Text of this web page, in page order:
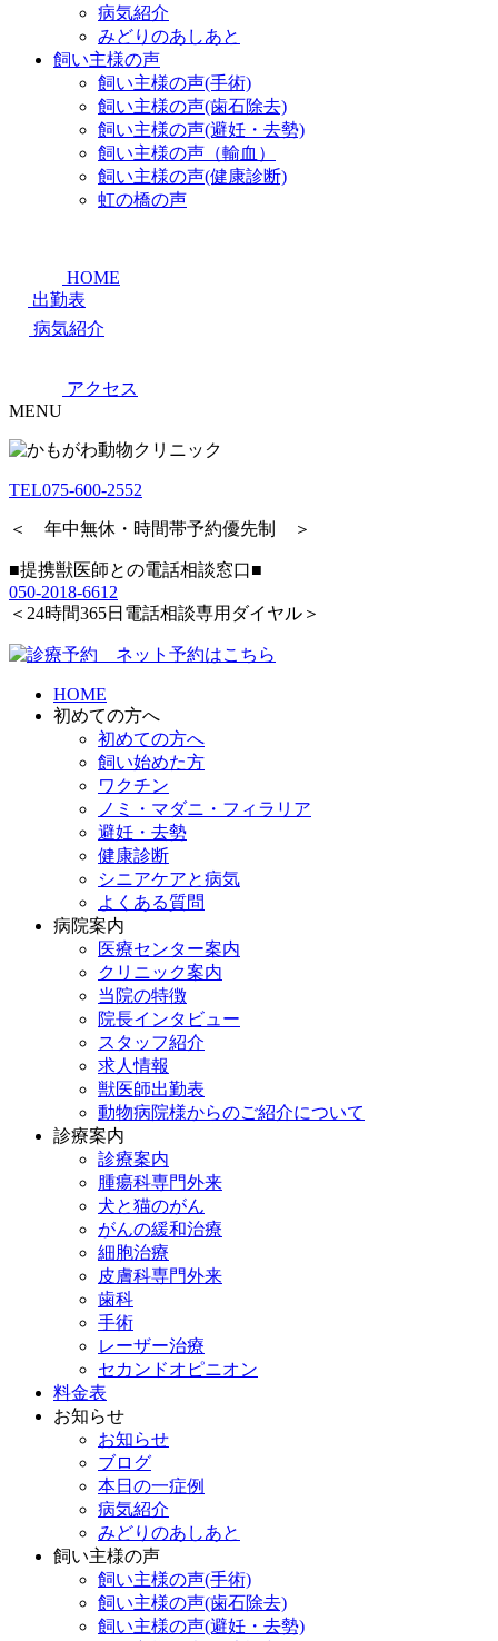
病気紹介
みどりのあしあと
飼い主様の声
飼い主様の声(手術)
飼い主様の声(歯石除去)
飼い主様の声(避妊・去勢)
飼い主様の声（輸血）
飼い主様の声(健康診断)
虹の橋の声
HOME
出勤表
病気紹介
アクセス
MENU
TEL075-600-2552
＜ 年中無休・時間帯予約優先制 ＞
■提携獣医師との電話相談窓口■
050-2018-6612
＜24時間365日電話相談専用ダイヤル＞
HOME
初めての方へ
初めての方へ
飼い始めた方
ワクチン
ノミ・マダニ・フィラリア
避妊・去勢
健康診断
シニアケアと病気
よくある質問
病院案内
医療センター案内
クリニック案内
当院の特徴
院長インタビュー
スタッフ紹介
求人情報
獣医師出勤表
動物病院様からのご紹介について
診療案内
診療案内
腫瘍科専門外来
犬と猫のがん
がんの緩和治療
細胞治療
皮膚科専門外来
歯科
手術
レーザー治療
セカンドオピニオン
料金表
お知らせ
お知らせ
ブログ
本日の一症例
病気紹介
みどりのあしあと
飼い主様の声
飼い主様の声(手術)
飼い主様の声(歯石除去)
飼い主様の声(避妊・去勢)